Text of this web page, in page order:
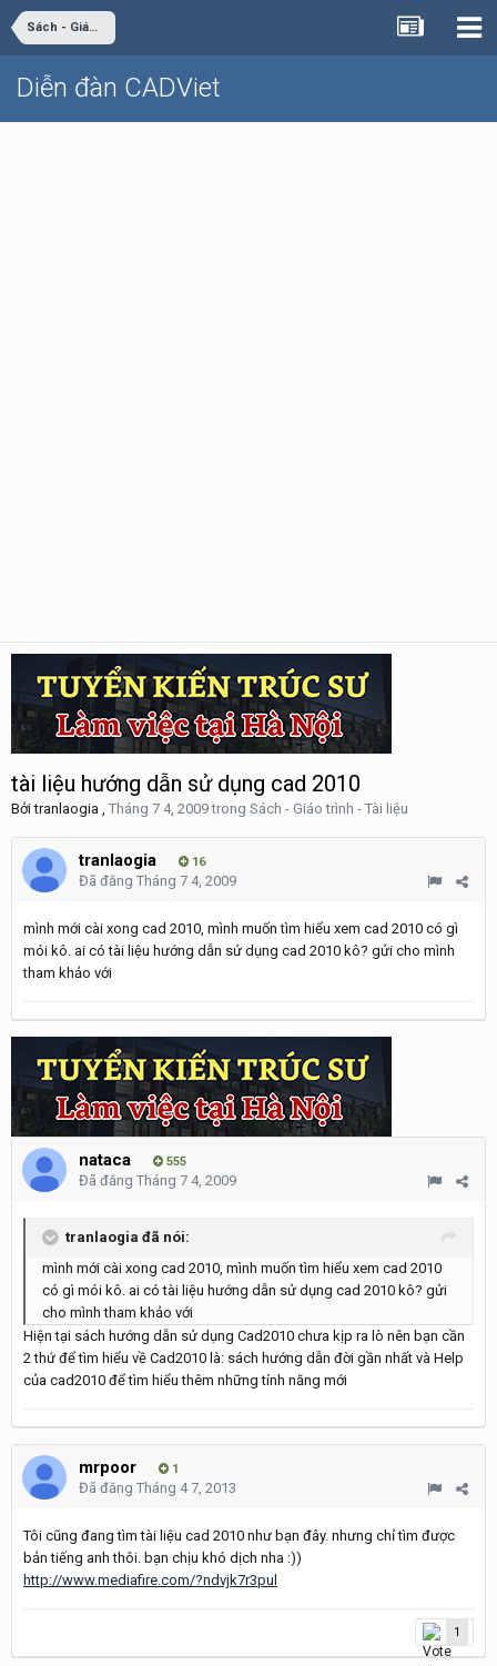
Sách - Giáo trình - Tài liệu
Diễn đàn CADViet
tài liệu hướng dẫn sử dụng cad 2010
Bởitranlaogia , Tháng 7 4, 2009trong Sách - Giáo trình - Tài liệu
tranlaogia 16
Đã đăng Tháng 7 4, 2009
mình mới cài xong cad 2010, mình muốn tìm hiểu xem cad 2010 có gì
mói kô. ai có tài liệu hướng dẫn sử dụng cad 2010 kô? gửi cho mình
tham khảo với
nataca 555
Đã đăng Tháng 7 4, 2009
tranlaogia đã nói:
mình mới cài xong cad 2010, mình muốn tìm hiểu xem cad 2010
có gì mói kô. ai có tài liệu hướng dẫn sử dụng cad 2010 kô? gửi
cho mình tham khảo với
Hiện tại sách hướng dẫn sử dụng Cad2010 chưa kịp ra lò nên bạn cần
2 thứ để tìm hiểu về Cad2010 là: sách hướng dẫn đời gần nhất và Help
của cad2010 để tìm hiểu thêm những tính năng mới
mrpoor 1
Đã đăng Tháng 4 7, 2013
Tôi cũng đang tìm tài liệu cad 2010 như bạn đây. nhưng chỉ tìm được
bản tiếng anh thôi. bạn chịu khó dịch nha :))
http://www.mediafire.com/?ndvjk7r3pul
1